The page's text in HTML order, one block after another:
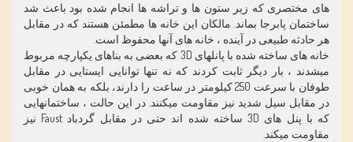
های مختصری كه زير ستون ها و تراشه ها انجام شده بود باعث شد
ساختمان پابرجا بماند. مالكان اين خانه ها مطمئن هستند كه در مقابل
هر حادثه طبيعی در آينده ، خانه های آنها محفوظ است.
خانه های ساخته شده با پانلهای 3D كه بعضی به بناهای يكپارچه مربوط
ميشدند ، بار ديگر ثابت كردند كه نه تنها توانايی ايستايی در مقابل
طوفان با سرعت 250 كيلومتر در ساعت را دارند، بلكه به همان خوبی
در مقابل سيل شديد نيز مقاومت ميكنند. در اين حالت ، ساختمانهایی
که با پنل های 3D ساخته شده اند حتی در مقابل گردباد Faust نيز
مقاومت ميكند.